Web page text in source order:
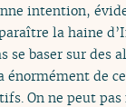
intention,
la haine
se baser sur des
énormément de
On ne peut